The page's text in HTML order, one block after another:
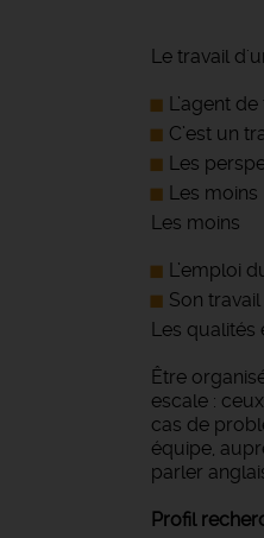
Le travail
L’agent
C’est un
Les
Les moins
Les moins
L’emploi
Son
Les qualités
Être
escale :
cas de
équipe,
parler
Profil